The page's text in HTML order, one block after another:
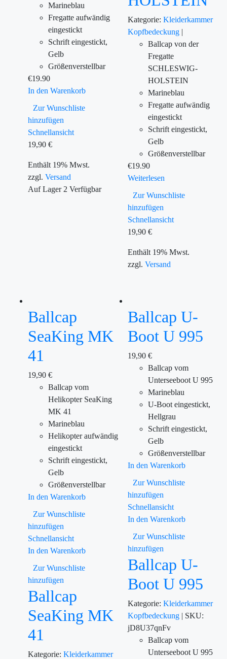
Marineblau
Fregatte aufwändig
eingestickt
Schrift eingestickt,
Gelb
Größenverstellbar
€19.90
In den Warenkorb
Zur Wunschliste
hinzufügen
Schnellansicht
19,90 €
Enthält 19% Mwst.
zzgl. Versand
Auf Lager2 Verfügbar
Kategorie: Kleiderkammer
Kopfbedeckung |
Ballcap von der
Fregatte
SCHLESWIG-
HOLSTEIN
Marineblau
Fregatte aufwändig
eingestickt
Schrift eingestickt,
Gelb
Größenverstellbar
€19.90
Weiterlesen
Zur Wunschliste
hinzufügen
Schnellansicht
19,90 €
Enthält 19% Mwst.
zzgl. Versand
Ballcap
SeaKing MK
41
19,90 €
Ballcap vom
Helikopter SeaKing
MK 41
Marineblau
Helikopter aufwändig
eingestickt
Schrift eingestickt,
Gelb
Größenverstellbar
In den Warenkorb
Zur Wunschliste
hinzufügen
Schnellansicht
In den Warenkorb
Zur Wunschliste
hinzufügen
Ballcap
SeaKing MK
41
Kategorie: Kleiderkammer
Ballcap U-
Boot U 995
19,90 €
Ballcap vom
Unterseeboot U 995
Marineblau
U-Boot eingestickt,
Hellgrau
Schrift eingestickt,
Gelb
Größenverstellbar
In den Warenkorb
Zur Wunschliste
hinzufügen
Schnellansicht
In den Warenkorb
Zur Wunschliste
hinzufügen
Ballcap U-
Boot U 995
Kategorie: Kleiderkammer
Kopfbedeckung | SKU:
jD8U37qnFv
Ballcap vom
Unterseeboot U 995